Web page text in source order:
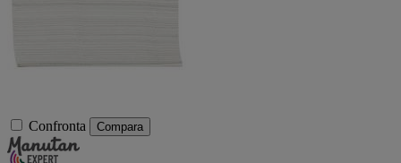
Confronta Compara